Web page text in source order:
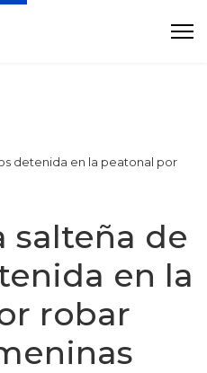
salteña de
en la
robar